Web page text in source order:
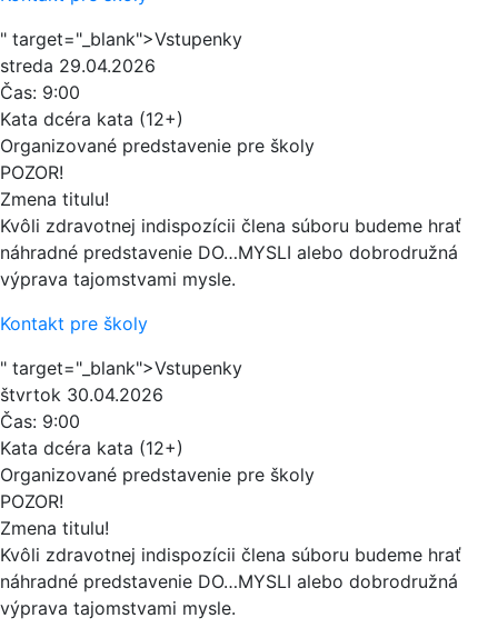
" target="_blank">Vstupenky
streda 29.04.2026
Čas: 9:00
Kata dcéra kata (12+)
Organizované predstavenie pre školy
POZOR!
Zmena titulu!
Kvôli zdravotnej indispozícii člena súboru budeme hrať
náhradné predstavenie DO…MYSLI alebo dobrodružná
výprava tajomstvami mysle.
Kontakt pre školy
" target="_blank">Vstupenky
štvrtok 30.04.2026
Čas: 9:00
Kata dcéra kata (12+)
Organizované predstavenie pre školy
POZOR!
Zmena titulu!
Kvôli zdravotnej indispozícii člena súboru budeme hrať
náhradné predstavenie DO…MYSLI alebo dobrodružná
výprava tajomstvami mysle.